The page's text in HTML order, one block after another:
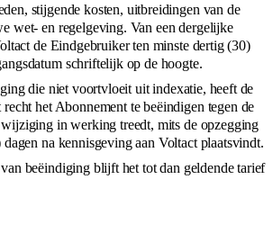
stijgende kosten, uitbreidingen van de
wet- en regelgeving. Van een dergelijke
de Eindgebruiker ten minste dertig (30)
schriftelijk op de hoogte.
die niet voortvloeit uit indexatie, heeft de
het Abonnement te beëindigen tegen de
in werking treedt, mits de opzegging
na kennisgeving aan Voltact plaatsvindt.
beëindiging blijft het tot dan geldende tarief